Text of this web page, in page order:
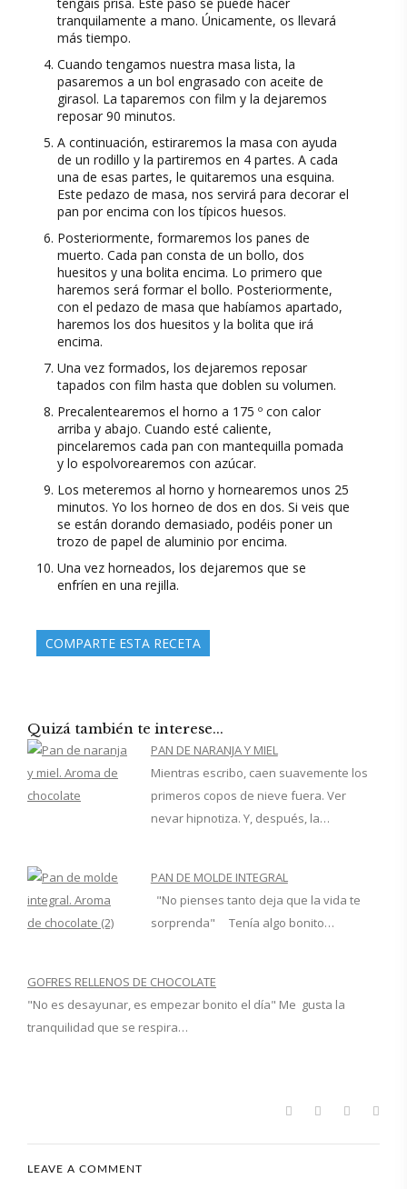
tranquilamente a mano. Únicamente, os llevará
más tiempo.
Cuando tengamos nuestra masa lista, la
pasaremos a un bol engrasado con aceite de
girasol. La taparemos con film y la dejaremos
reposar 90 minutos.
A continuación, estiraremos la masa con ayuda
de un rodillo y la partiremos en 4 partes. A cada
una de esas partes, le quitaremos una esquina.
Este pedazo de masa, nos servirá para decorar el
pan por encima con los típicos huesos.
Posteriormente, formaremos los panes de
muerto. Cada pan consta de un bollo, dos
huesitos y una bolita encima. Lo primero que
haremos será formar el bollo. Posteriormente,
con el pedazo de masa que habíamos apartado,
haremos los dos huesitos y la bolita que irá
encima.
Una vez formados, los dejaremos reposar
tapados con film hasta que doblen su volumen.
Precalentearemos el horno a 175 º con calor
arriba y abajo. Cuando esté caliente,
pincelaremos cada pan con mantequilla pomada
y lo espolvorearemos con azúcar.
Los meteremos al horno y hornearemos unos 25
minutos. Yo los horneo de dos en dos. Si veis que
se están dorando demasiado, podéis poner un
trozo de papel de aluminio por encima.
Una vez horneados, los dejaremos que se
enfríen en una rejilla.
COMPARTE ESTA RECETA
Quizá también te interese...
PAN DE NARANJA Y MIEL
Mientras escribo, caen suavemente los
primeros copos de nieve fuera. Ver
nevar hipnotiza. Y, después, la…
PAN DE MOLDE INTEGRAL
"No pienses tanto deja que la vida te
sorprenda" Tenía algo bonito…
GOFRES RELLENOS DE CHOCOLATE
"No es desayunar, es empezar bonito el día" Me gusta la
tranquilidad que se respira…
LEAVE A COMMENT